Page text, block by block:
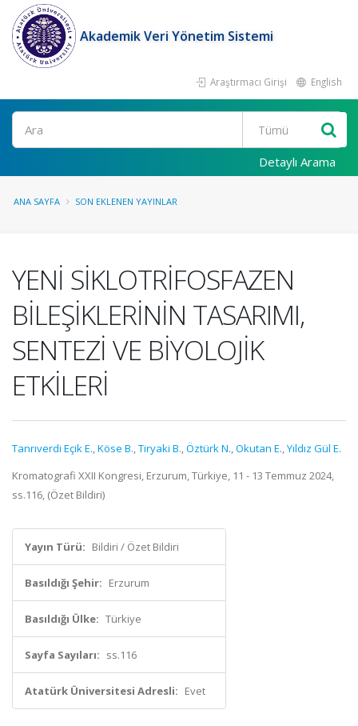
Akademik Veri Yönetim Sistemi
Araştırmacı Girişi English
Ara
Detaylı Arama
ANA SAYFA SON EKLENEN YAYINLAR
YENİ SİKLOTRİFOSFAZEN
BİLEŞİKLERİNİN TASARIMI,
SENTEZİ VE BİYOLOJİK
ETKİLERİ
Tanrıverdi Eçik E.,Köse B.,Tiryaki B.,Öztürk N.,Okutan E.,Yıldız Gül E.
Kromatografi XXII Kongresi, Erzurum, Türkiye, 11 - 13 Temmuz 2024,
ss.116, (Özet Bildiri)
Yayın Türü: Bildiri / Özet Bildiri
Basıldığı Şehir: Erzurum
Basıldığı Ülke: Türkiye
Sayfa Sayıları: ss.116
Atatürk Üniversitesi Adresli: Evet